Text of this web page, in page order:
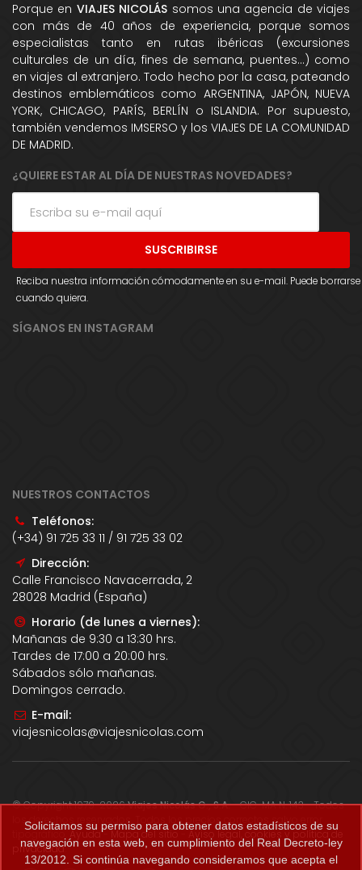
Porque en VIAJES NICOLÁS somos una agencia de viajes
con más de 40 años de experiencia, porque somos
especialistas tanto en rutas ibéricas (excursiones
culturales de un día, fines de semana, puentes...) como
en viajes al extranjero. Todo hecho por la casa, pateando
destinos emblemáticos como ARGENTINA, JAPÓN, NUEVA
YORK, CHICAGO, PARÍS, BERLÍN o ISLANDIA. Por supuesto,
también vendemos IMSERSO y los VIAJES DE LA COMUNIDAD
DE MADRID.
¿QUIERE ESTAR AL DÍA DE NUESTRAS NOVEDADES?
Reciba nuestra información cómodamente en su e-mail. Puede borrarse
cuando quiera.
SÍGANOS EN INSTAGRAM
NUESTROS CONTACTOS
Teléfonos:
(+34) 91 725 33 11 / 91 725 33 02
Dirección:
Calle Francisco Navacerrada, 2
28028 Madrid (España)
Horario (de lunes a viernes):
Mañanas de 9:30 a 13:30 hrs.
Tardes de 17:00 a 20:00 hrs.
Sábados sólo mañanas.
Domingos cerrado.
E-mail:
viajesnicolas@viajesnicolas.com
© Copyright 1979-2026Viajes Nicolás G., S.A.- CIC-MA N. 143 - Todos
los derechos reservados. Todos los precios correctos salvo error
tipográfico.Ayuda -Mapa del sitio-Aviso legal, cookies y política de
privacidad.
Solicitamos su permiso para obtener datos estadísticos de su
navegación en esta web, en cumplimiento del Real Decreto-ley
13/2012. Si continúa navegando consideramos que acepta el